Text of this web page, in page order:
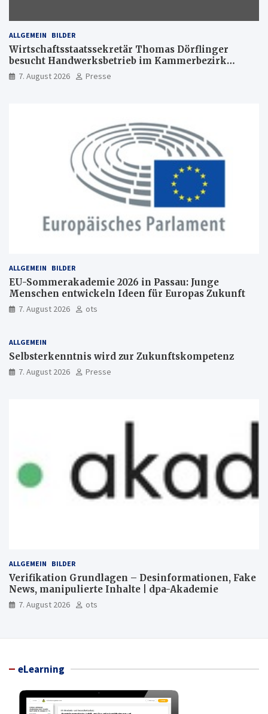
ALLGEMEIN BILDER
Wirtschaftsstaatssekretär Thomas Dörflinger
besucht Handwerksbetrieb im Kammerbezirk
Freiburg
7. August 2026 Presse
ALLGEMEIN BILDER
EU-Sommerakademie 2026 in Passau: Junge
Menschen entwickeln Ideen für Europas Zukunft
7. August 2026 ots
ALLGEMEIN
Selbsterkenntnis wird zur Zukunftskompetenz
7. August 2026 Presse
ALLGEMEIN BILDER
Verifikation Grundlagen – Desinformationen, Fake
News, manipulierte Inhalte | dpa-Akademie
7. August 2026 ots
eLearning